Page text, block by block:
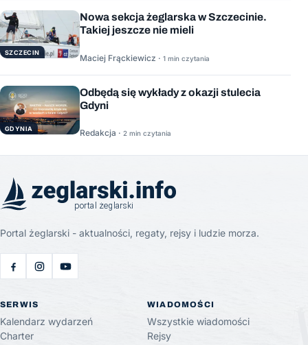
SZCZECIN
Nowa sekcja żeglarska w Szczecinie.
Takiej jeszcze nie mieli
Maciej Frąckiewicz · 1 min czytania
GDYNIA
Odbędą się wykłady z okazji stulecia
Gdyni
Redakcja · 2 min czytania
Portal żeglarski - aktualności, regaty, rejsy i ludzie morza.
SERWIS
Kalendarz wydarzeń
Charter
WIADOMOŚCI
Wszystkie wiadomości
Rejsy